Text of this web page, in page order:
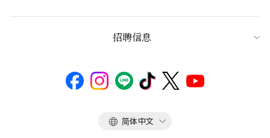
招聘信息
语
简体中文